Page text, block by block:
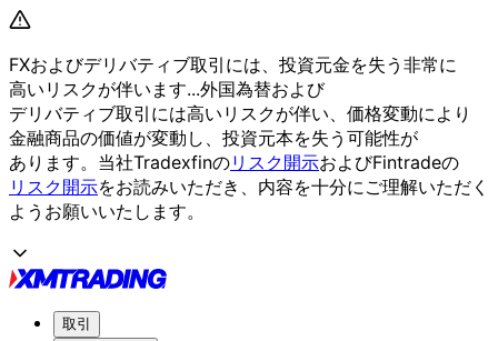
FXおよびデリバティブ取引には、 投資元金を失う 非常に
高いリスクが伴います...外国為替および
デリバティブ取引には高いリスクが伴い、 価格変動により
金融商品の価値が変動し、 投資元本を失う 可能性が
あります。 当社Tradexfinのリスク開示およびFintradeの
リスク開示をお読みいただき、 内容を十分にご理解いただく
よう お願いいたします。
取引